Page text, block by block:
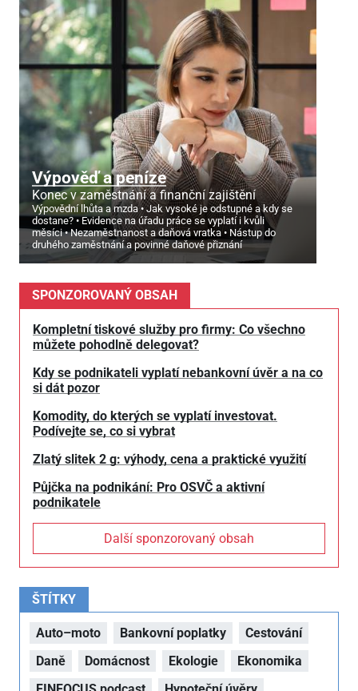
Výpověď a peníze
Konec v zaměstnání a finanční zajištění
Výpovědní lhůta a mzda
Jak vysoké je odstupné a kdy se
dostane?
Evidence na úřadu práce se vyplatí i kvůli
měsíci
Nezaměstnanost a daňová vratka
Nástup do
druhého zaměstnání a povinné daňové přiznání
SPONZOROVANÝ OBSAH
Kompletní tiskové služby pro firmy: Co všechno
můžete pohodlně delegovat?
Kdy se podnikateli vyplatí nebankovní úvěr a na co
si dát pozor
Komodity, do kterých se vyplatí investovat.
Podívejte se, co si vybrat
Zlatý slitek 2 g: výhody, cena a praktické využití
Půjčka na podnikání: Pro OSVČ a aktivní
podnikatele
Další sponzorovaný obsah
ŠTÍTKY
Auto–moto Bankovní poplatky
Cestování
Daně
Domácnost Ekologie
Ekonomika